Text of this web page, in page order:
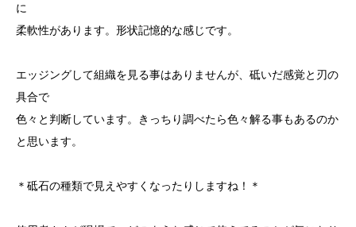
に
柔軟性があります。形状記憶的な感じです。
エッジングして組織を見る事はありませんが、砥いだ感覚と刃の
具合で
色々と判断しています。きっちり調べたら色々解る事もあるのか
と思います。
＊砥石の種類で見えやすくなったりしますね！＊